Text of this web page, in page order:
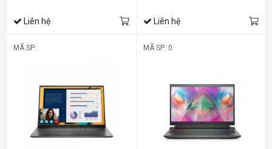
Liên hệ Liên hệ
MÃ SP: MÃ SP: 0